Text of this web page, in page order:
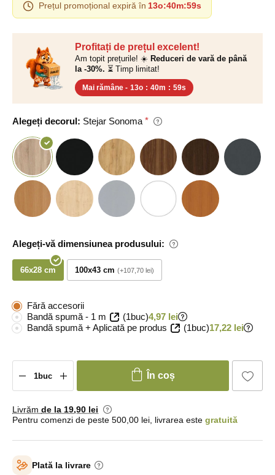
Profitați de prețul excelent!
Am topit prețurile! ☀️ Reduceri de vară de până
la -30%. ⏳ Timp limitat!
Mai rămâne - 13o : 40m : 59s
Alegeți decorul: Stejar Sonoma
Alegeți-vă dimensiunea produsului:
66x28 cm 100x43 cm +107,70 lei
Prețul promoțional expiră în 13o:40m:59s
Fără accesorii
Bandă spumă - 1 m
(1buc)4,97 lei
Bandă spumă + Aplicată pe produs
(1buc)17,22 lei
În coș
Livrăm de la 19,90 lei
Pentru comenzi de peste 500,00 lei, livrarea este gratuită
Plată la livrare